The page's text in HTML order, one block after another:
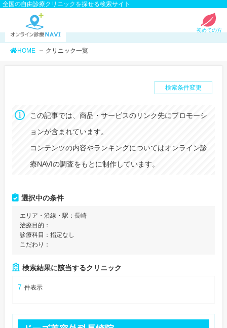
全国の自由診療クリニックを探せる検索サイト
初めての方
HOME クリニック一覧
この記事では、商品・サービスのリンク先にプロモーシ
ョンが含まれています。
コンテンツの内容やランキングについてはオンライン診
療NAVIの調査をもとに制作しています。
選択中の条件
エリア・沿線・駅： 長崎
治療目的：
診療科目： 指定なし
こだわり：
検索条件変更
検索結果に該当するクリニック
7 件表示